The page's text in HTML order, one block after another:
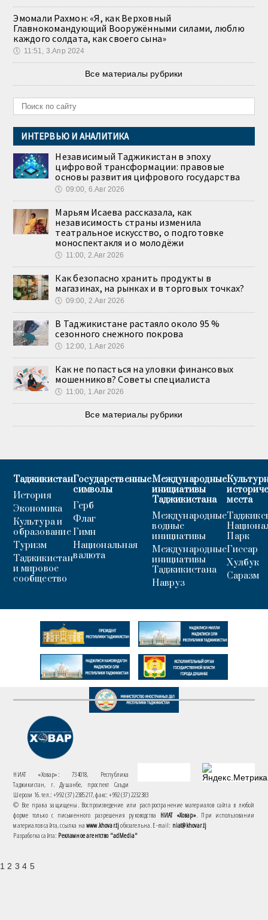
Эмомали Рахмон: «Я, как Верховный
Главнокомандующий Вооружёнными силами, люблю
каждого солдата, как своего сына»
🕔 11:51, 3.Апр 2024
Все материалы рубрики
ИНТЕРВЬЮ И АНАЛИТИКА
Независимый Таджикистан в эпоху
цифровой трансформации: правовые
основы развития цифрового государства
🕔 09:00, 6.Авг 2026
Марьям Исаева рассказала, как
независимость страны изменила
театральное искусство, о подготовке
моноспектакля и о молодёжи
🕔 11:00, 2.Авг 2026
Как безопасно хранить продукты в
магазинах, на рынках и в торговых точках?
🕔 09:00, 2.Авг 2026
В Таджикистане растаяло около 95 %
сезонного снежного покрова
🕔 12:00, 1.Авг 2026
Как не попасться на уловки финансовых
мошенников? Советы специалиста
🕔 11:00, 1.Авг 2026
Все материалы рубрики
Таджикистан
История
Экономика
Культура и
образование
Туризм
Таджикистан
и мировое
сообщество
Государственные
символы
Герб
Флаг
Гимн
Национальная
валюта
Международные
инициативы
Таджикистана
Международные
водные
инициативы
Международные
инициативы
Таджикистана
Навруз
места
Парк
Гиссар
Хулбук
Саразм
НИАТ «Ховар»: 734018, Республика
Таджикистан, г. Душанбе, проспект Саъди
Шерози 16. тел.: +992 (37) 2385217, факс: +992 (37) 2232383
© Все права защищены. Воспроизведение или распространение материалов сайта в любой
форме только с письменного разрешения руководства НИАТ «Ховар». При использовании
материалов сайта, ссылка наwww.khovar.tjобязательна. E-mail: niat@khovar.tj
Разработка сайта: Рекламное агентство "adMedia"
1 2 3 4 5